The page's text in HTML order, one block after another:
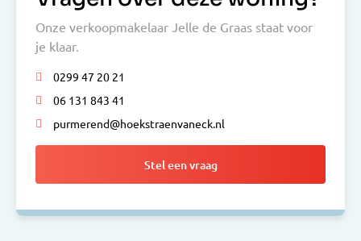
Onze verkoopmakelaar Jelle de Graas staat voor
je klaar.
0299 47 20 21
06 131 843 41
purmerend@hoekstraenvaneck.nl
Stel een vraag